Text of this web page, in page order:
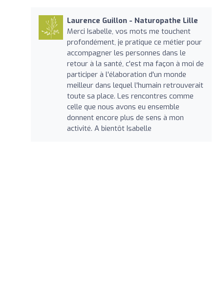
Laurence Guillon - Naturopathe Lille
Merci Isabelle, vos mots me touchent
profondément, je pratique ce métier pour
accompagner les personnes dans le
retour à la santé, c'est ma façon à moi de
participer à l'élaboration d'un monde
meilleur dans lequel l'humain retrouverait
toute sa place. Les rencontres comme
celle que nous avons eu ensemble
donnent encore plus de sens à mon
activité. A bientôt Isabelle